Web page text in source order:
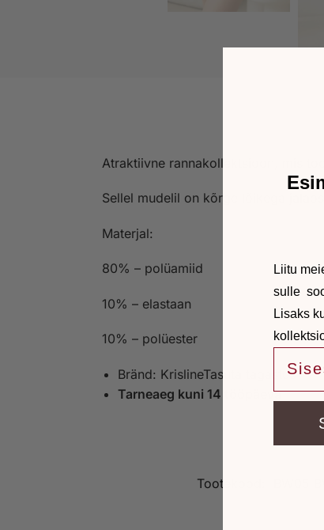
Atraktiivne rannakollektsioon, mis
Sellel mudelil on kõrge lõikega
Materjal:
80% – polüamiid
10% – elastaan
10% – polüester
Bränd: KrislineTasuta tagastus
Tarneaeg kuni 14 tööpäeva
Tootekood: BW05
Liitu
sulle
Lisaks